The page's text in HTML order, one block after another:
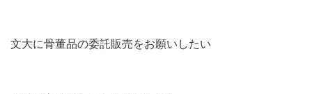
文大に骨董品の委託販売をお願いしたい